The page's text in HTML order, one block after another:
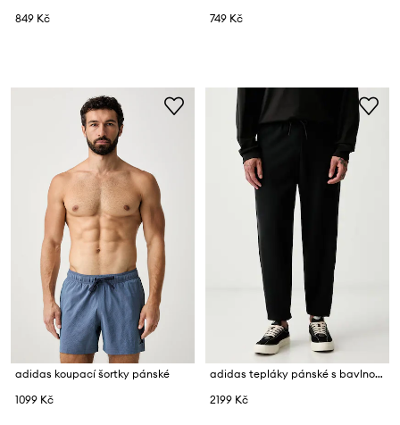
849 Kč
749 Kč
adidas koupací šortky pánské
1099 Kč
adidas tepláky pánské s bavlnou Z.N.E.
2199 Kč